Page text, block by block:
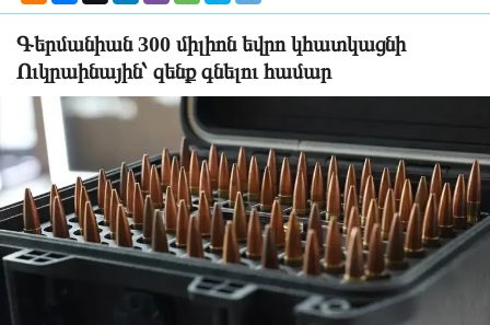
Գերմանիան 300 միլիոն եվրո կհատկացնի
Ուկրաինային՝ զենք գնելու համար